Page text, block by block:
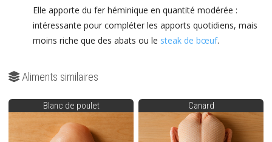
Elle apporte du fer héminique en quantité modérée :
intéressante pour compléter les apports quotidiens, mais
moins riche que des abats ou le steak de bœuf.
Aliments similaires
Blanc de poulet Canard